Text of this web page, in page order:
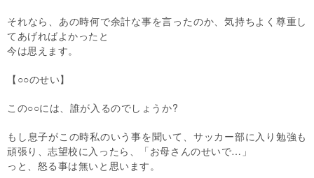
それなら、あの時何で余計な事を言ったのか、気持ちよく尊重し
てあげればよかったと
今は思えます。
【○○のせい】
この○○には、誰が入るのでしょうか?
もし息子がこの時私のいう事を聞いて、サッカー部に入り勉強も
頑張り、志望校に入ったら、「お母さんのせいで…」
っと、怒る事は無いと思います。